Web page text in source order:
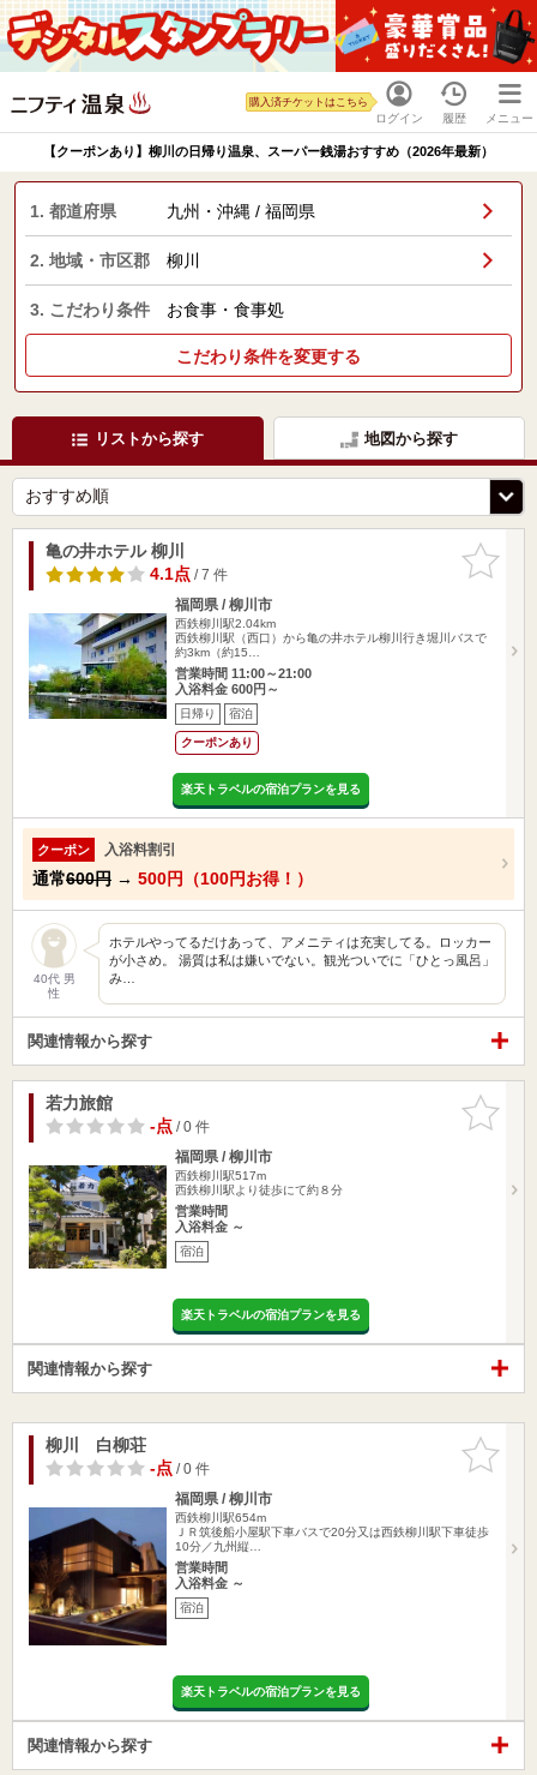
ログイン
購入済チケットはこちら
履歴 メニュー
【クーポンあり】柳川の日帰り温泉、スーパー銭湯おすすめ（2026年最新）
1. 都道府県 九州・沖縄 / 福岡県
2. 地域・市区郡 柳川
3. こだわり条件 お食事・食事処
こだわり条件を変更する
リストから探す 地図から探す
お気に入
りに追加
亀の井ホテル 柳川
4.1点/ 7 件
福岡県 / 柳川市
西鉄柳川駅2.04km
西鉄柳川駅（西口）から亀の井ホテル柳川行き堀川バスで
約3km（約15…
営業時間 11:00～21:00
入浴料金 600円～
日帰り 宿泊
クーポンあり
楽天トラベルの宿泊プランを見る
クーポン 入浴料割引
通常600円 → 500円（100円お得！）
40代 男
性
ホテルやってるだけあって、アメニティは充実してる。ロッカー
が小さめ。 湯質は私は嫌いでない。観光ついでに「ひとっ風呂」
み…
関連情報から探す
お気に入
りに追加
若力旅館
-点/ 0 件
福岡県 / 柳川市
西鉄柳川駅517m
西鉄柳川駅より徒歩にて約８分
営業時間
入浴料金 ～
宿泊
楽天トラベルの宿泊プランを見る
関連情報から探す
お気に入
りに追加
柳川 白柳荘
-点/ 0 件
福岡県 / 柳川市
西鉄柳川駅654m
ＪＲ筑後船小屋駅下車バスで20分又は西鉄柳川駅下車徒歩
10分／九州縦…
営業時間
入浴料金 ～
宿泊
楽天トラベルの宿泊プランを見る
関連情報から探す